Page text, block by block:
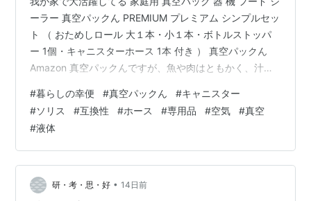
ーラー 真空パックん PREMIUM プレミアム シンプルセッ
ト （ おためしロール 大１本・小１本・ボトルストッパ
ー 1個・キャニスターホース 1本 付き ） 真空パックん
Amazon 真空パックんですが、魚や肉はともかく、汁物
来ちゃうので、空気は抜けても真空には出来ない。 で、
前から欲しかったんですが ようやく角型キャニスターを
買いました。 yahoo.jp これで燻製の漬け込みとかも真空
で出来ます。 真空にした方が仕込みが早くなるんです。
付属のアダプターを使って真空に。 問…
#暮らしの幸便 #真空パックん #キャニスター
#ソリス #互換性 #ホース #専用品 #空気 #真空
#液体
研・考・思・好 • 14日前